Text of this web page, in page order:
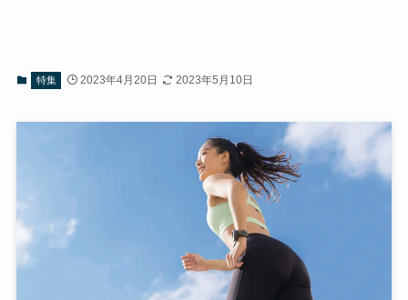
特集 2023年4月20日 2023年5月10日